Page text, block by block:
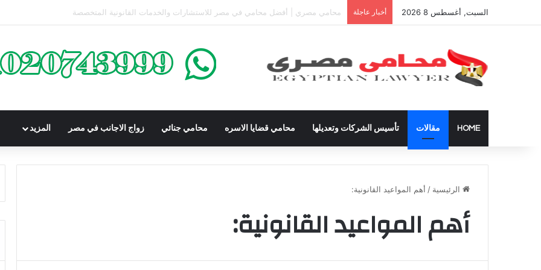
السبت, أغسطس 8 2026 أخبار عاجلة دعوى تعيين قيم على المحكوم عليه بعقوبة سالبة للحرية | الشروط والصيغة القانونية
HOME مقالات تأسيس الشركات وتعديلها محامي قضايا الاسره محامي جنائي زواج الاجانب في مصر المزيد
الرئيسية / أهم المواعيد القانونية:
أهم المواعيد القانونية: